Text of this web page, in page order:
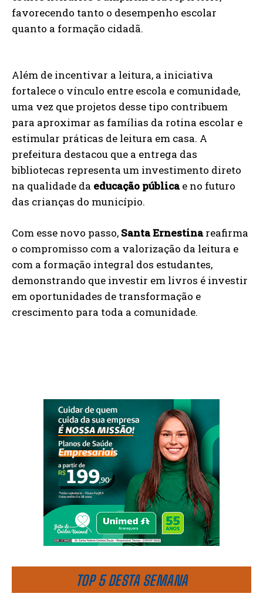
TOP 5 DESTA SEMANA
favorecendo tanto o desempenho escolar
quanto a formação cidadã.
Além de incentivar a leitura, a iniciativa
fortalece o vínculo entre escola e comunidade,
uma vez que projetos desse tipo contribuem
para aproximar as famílias da rotina escolar e
estimular práticas de leitura em casa. A
prefeitura destacou que a entrega das
bibliotecas representa um investimento direto
na qualidade da educação públicae no futuro
das crianças do município.
Com esse novo passo, Santa Ernestinareafirma
o compromisso com a valorização da leitura e
com a formação integral dos estudantes,
demonstrando que investir em livros é investir
em oportunidades de transformação e
crescimento para toda a comunidade.